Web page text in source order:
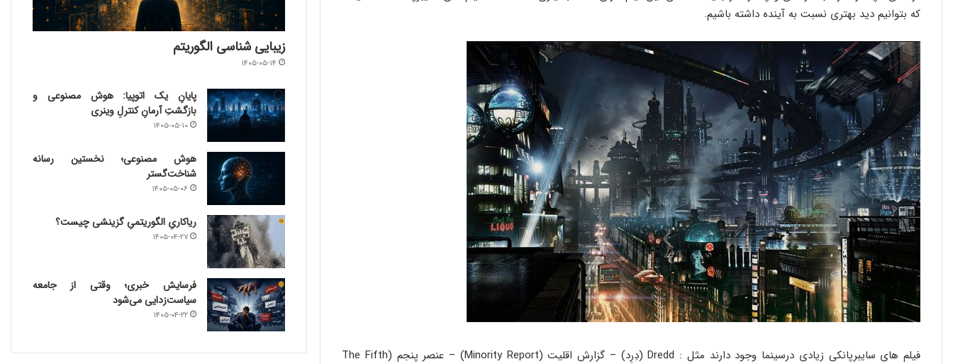
که بتوانیم دید بهتری نسبت به آینده داشته باشیم.
فیلم های سایبرپانکی زیادی درسینما وجود دارند مثل : Dredd (دِرِد) – گزارش اقلیت (Minority Report) – عنصر پنجم (The Fifth
زیبایی شناسی الگوریتم
۱۴۰۵-۰۵-۱۴
پایانِ یک اتوپیا: هوش مصنوعی و
بازگشتِ آرمانِ کنترلِ وینری
۱۴۰۵-۰۵-۱۰
هوش مصنوعی؛ نخستین رسانه
شناخت‌گستر
۱۴۰۵-۰۵-۰۶
ریاکاریِ الگوریتمیِ گزینشی چیست؟
۱۴۰۵-۰۴-۲۷
فرسایش خبری؛ وقتی از جامعه
سیاست‌زدایی می‌شود
۱۴۰۵-۰۴-۲۲